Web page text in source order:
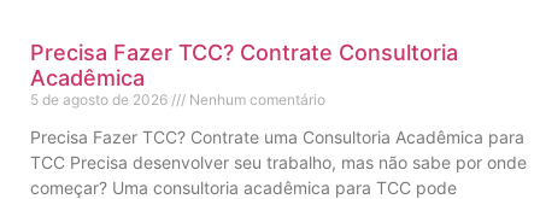
Precisa Fazer TCC? Contrate Consultoria
Acadêmica
5 de agosto de 2026 Nenhum comentário
Precisa Fazer TCC? Contrate uma Consultoria Acadêmica para
TCC Precisa desenvolver seu trabalho, mas não sabe por onde
começar? Uma consultoria acadêmica para TCC pode